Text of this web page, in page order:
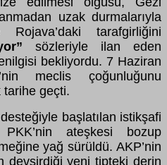
uzak durmalarıyla
tarafgirliğini
sözleriyle ilan eden
bekliyordu. 7 Haziran
meclis çoğunluğunu
tarihe geçti.
başlatılan istikşafi
PKK’nin ateşkesi bozup
yağ sürüldü. AKP’nin
devşirdiği yeni tipteki derin